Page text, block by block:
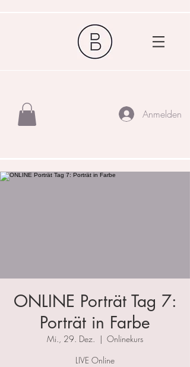
Anmelden
ONLINE Porträt Tag 7:
Porträt in Farbe
Mi., 29. Dez.
  |
Onlinekurs
LIVE Online